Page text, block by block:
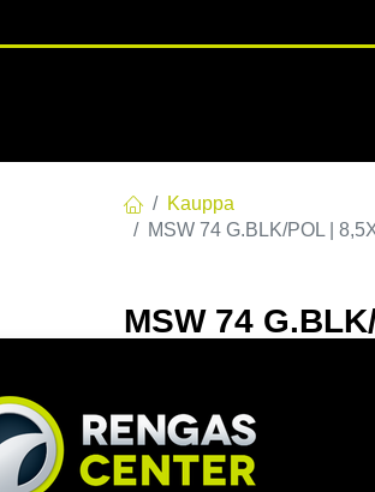
Kauppa
MSW 74 G.BLK/POL |
MSW 74
EAN: 8027529169225
Tällä tuotteella ei ole